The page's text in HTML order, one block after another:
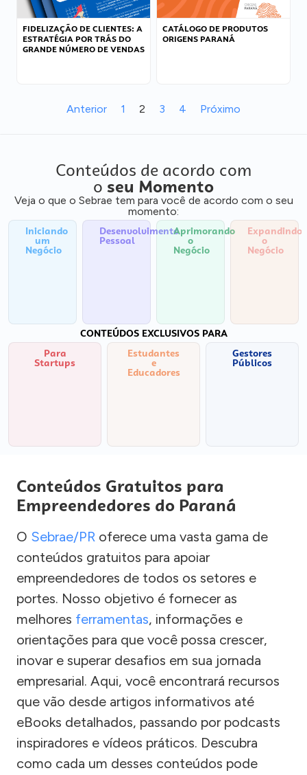
FIDELIZAÇÃO DE CLIENTES: A
ESTRATÉGIA POR TRÁS DO
GRANDE NÚMERO DE VENDAS
CATÁLOGO DE PRODUTOS
ORIGENS PARANÁ
Anterior 1 2 3 4 Próximo
Conteúdos de acordo com
o seu Momento
Veja o que o Sebrae tem para você de acordo com o seu
momento:
Iniciando
um
Negócio
Desenvolvimento
Pessoal
Aprimorando
o
Negócio
Expandindo
o
Negócio
CONTEÚDOS EXCLUSIVOS PARA
Para
Startups
Estudantes
e
Educadores
Gestores
Públicos
Conteúdos Gratuitos para
Empreendedores do Paraná
O Sebrae/PR oferece uma vasta gama de
conteúdos gratuitos para apoiar
empreendedores de todos os setores e
portes. Nosso objetivo é fornecer as
melhores ferramentas, informações e
orientações para que você possa crescer,
inovar e superar desafios em sua jornada
empresarial. Aqui, você encontrará recursos
que vão desde artigos informativos até
eBooks detalhados, passando por podcasts
inspiradores e vídeos práticos. Descubra
como cada um desses conteúdos pode